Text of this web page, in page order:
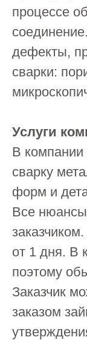
процессе
дефекты,
сварки:
Услуги
В компании
сварку
форм и
Все
от 1 дня. В
поэтому
Заказчик
заказом